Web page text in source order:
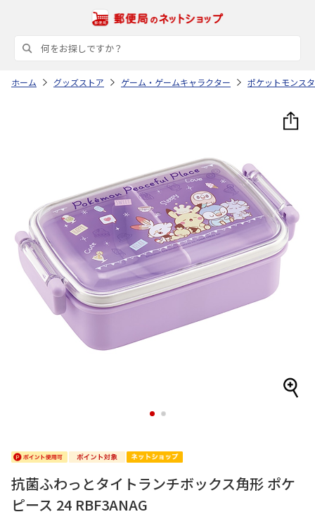
ホーム グッズストア ゲーム・ゲームキャラクター ポケットモンス
1 2
抗菌ふわっとタイトランチボックス角形 ポケ
ピース 24 RBF3ANAG